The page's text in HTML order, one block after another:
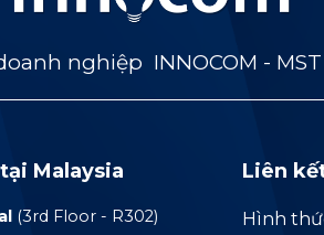
nghiệp INNOCOM - MST
Malaysia
(3rd Floor - R302)
Liên
Hình